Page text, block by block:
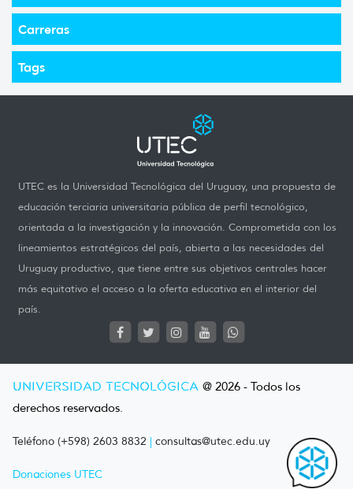
Carreras
Tags
UTEC es la Universidad Tecnológica del Uruguay, una propuesta de
educación terciaria universitaria pública de perfil tecnológico,
orientada a la investigación y la innovación. Comprometida con los
lineamientos estratégicos del país, abierta a las necesidades del
Uruguay productivo, que tiene entre sus objetivos centrales hacer
más equitativo el acceso a la oferta educativa en el interior del
país.
UNIVERSIDAD TECNOLÓGICA @ 2026 - Todos los
derechos reservados.
Teléfono (+598) 2603 8832 | consultas@utec.edu.uy
Donaciones UTEC